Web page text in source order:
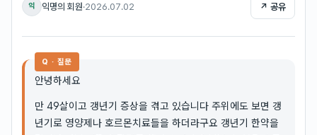
익 익명의 회원·2026.07.02 ↗ 공유
Q · 질문
안녕하세요
만 49살이고 갱년기 증상을 겪고 있습니다 주위에도 보면 갱
년기로 영양제나 호르몬치료들을 하더라구요 갱년기 한약을